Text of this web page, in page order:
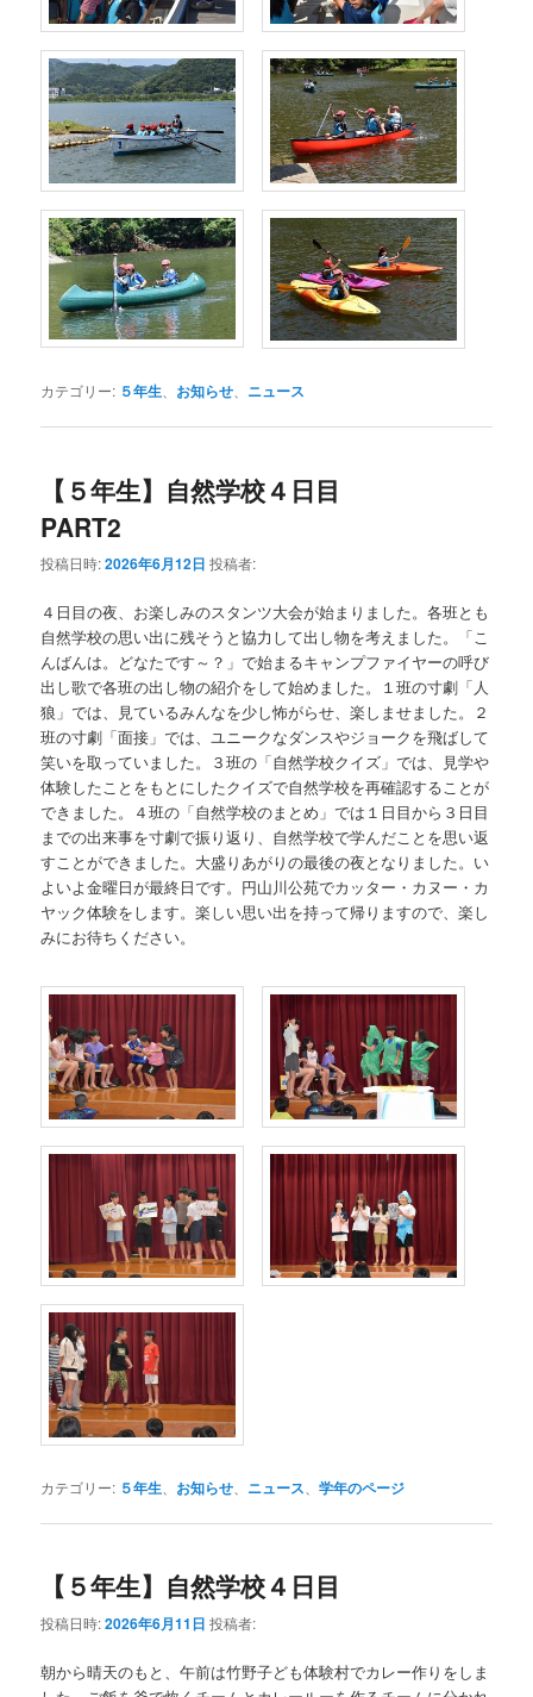
カテゴリー: ５年生 お知らせ ニュース
【５年生】自然学校４日目
PART2
投稿日時:2026年6月12日 投稿者:
４日目の夜、お楽しみのスタンツ大会が始まりました。各班とも
自然学校の思い出に残そうと協力して出し物を考えました。「こ
んばんは。どなたです～？」で始まるキャンプファイヤーの呼び
出し歌で各班の出し物の紹介をして始めました。１班の寸劇「人
狼」では、見ているみんなを少し怖がらせ、楽しませました。２
班の寸劇「面接」では、ユニークなダンスやジョークを飛ばして
笑いを取っていました。３班の「自然学校クイズ」では、見学や
体験したことをもとにしたクイズで自然学校を再確認することが
できました。４班の「自然学校のまとめ」では１日目から３日目
までの出来事を寸劇で振り返り、自然学校で学んだことを思い返
すことができました。大盛りあがりの最後の夜となりました。い
よいよ金曜日が最終日です。円山川公苑でカッター・カヌー・カ
ヤック体験をします。楽しい思い出を持って帰りますので、楽し
みにお待ちください。
カテゴリー: ５年生 お知らせ ニュース 、学年のページ
【５年生】自然学校４日目
投稿日時:2026年6月11日 投稿者:
朝から晴天のもと、午前は竹野子ども体験村でカレー作りをしま